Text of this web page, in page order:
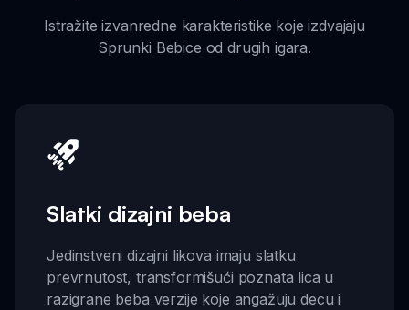
Istražite izvanredne karakteristike koje izdvajaju
Sprunki Bebice od drugih igara.
Slatki dizajni beba
Jedinstveni dizajni likova imaju slatku
prevrnutost, transformišući poznata lica u
razigrane beba verzije koje angažuju decu i